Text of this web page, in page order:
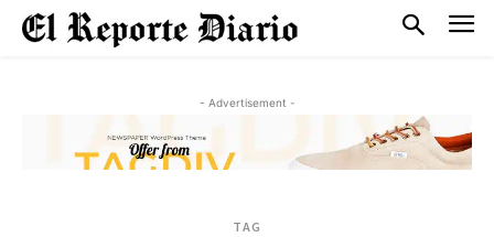
- Advertisement -
TAG